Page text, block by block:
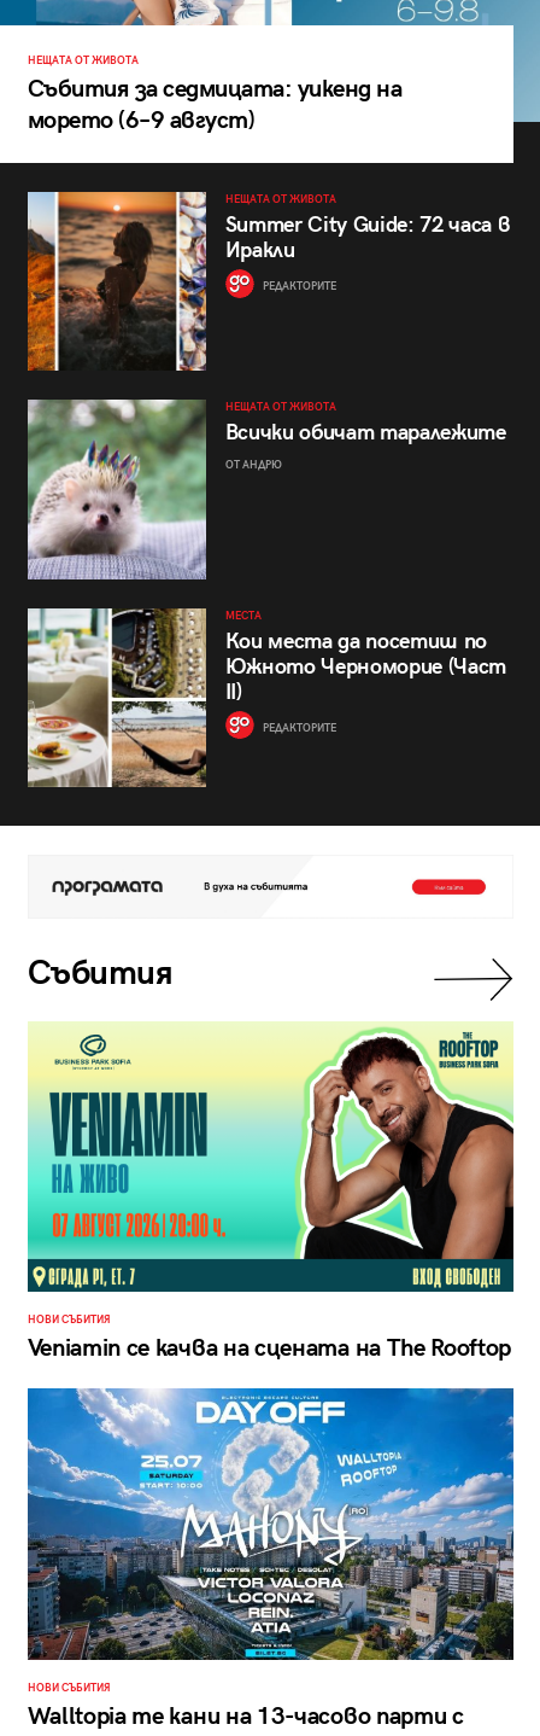
НЕЩАТА ОТ ЖИВОТА
Събития за седмицата: уикенд на
морето (6–9 август)
НЕЩАТА ОТ ЖИВОТА
Summer City Guide: 72 часа в
Иракли
РЕДАКТОРИТЕ
НЕЩАТА ОТ ЖИВОТА
Всички обичат таралежите
ОТ АНДРЮ
МЕСТА
Кои места да посетиш по
Южното Черноморие (Част
II)
РЕДАКТОРИТЕ
Събития
НОВИ СЪБИТИЯ
Veniamin се качва на сцената на The Rooftop
НОВИ СЪБИТИЯ
Walltopia те кани на 13-часово парти с